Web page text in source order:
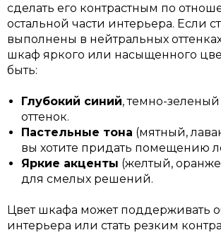
сделать его контрастным по
остальной части интерьера. Если
выполнены в нейтральных
шкаф яркого или насыщенного
быть:
Глубокий синий, темно-
оттенок.
Пастельные тона (мятный,
вы хотите придать помещению
Яркие акценты (желтый,
для смелых решений.
Цвет шкафа может поддерживать
интерьера или стать резким